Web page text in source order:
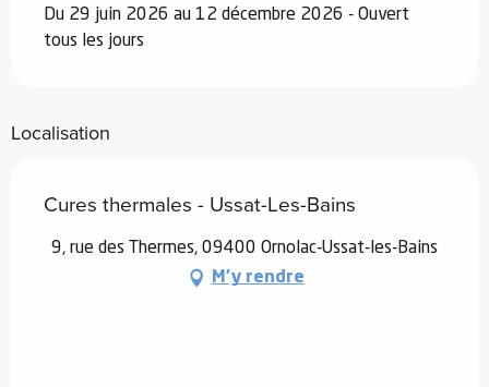
Du 29 juin 2026 au 12 décembre 2026 - Ouvert
tous les jours
Localisation
Cures thermales - Ussat-Les-Bains
9, rue des Thermes, 09400 Ornolac-Ussat-les-Bains
M'y rendre